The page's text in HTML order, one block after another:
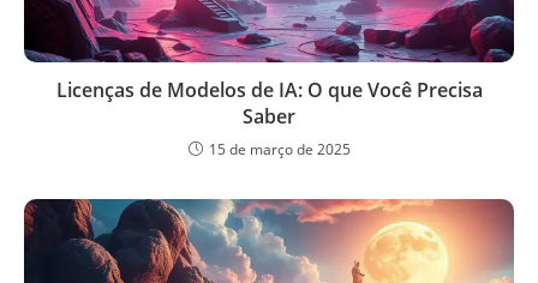
Licenças de Modelos de IA: O que Você Precisa
Saber
15 de março de 2025